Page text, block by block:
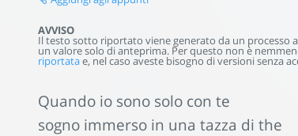
AVVISO
Il testo sotto riportato viene generato da un processo
un valore solo di anteprima. Per questo non è
riportatae, nel caso aveste bisogno di versioni senza
Quando io sono solo con te
sogno immerso in una tazza di the